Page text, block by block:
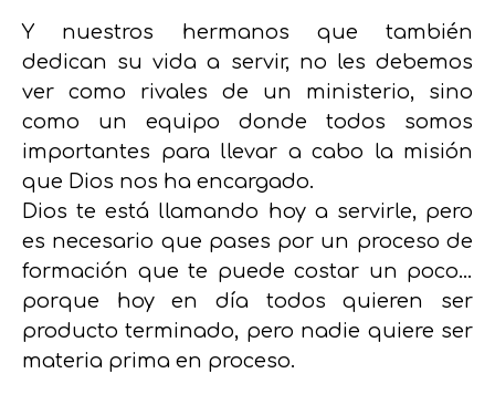
Y nuestros hermanos que también
dedican su vida a servir, no les debemos
ver como rivales de un ministerio, sino
como un equipo donde todos somos
importantes para llevar a cabo la misión
que Dios nos ha encargado.
Dios te está llamando hoy a servirle, pero
es necesario que pases por un proceso de
formación que te puede costar un poco…
porque hoy en día todos quieren ser
producto terminado, pero nadie quiere ser
materia prima en proceso.